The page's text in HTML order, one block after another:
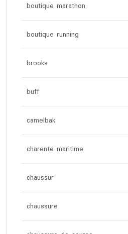
boutique marathon
boutique running
brooks
buff
camelbak
charente maritime
chaussur
chaussure